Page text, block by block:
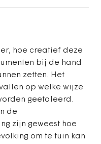
hoe creatief deze
bij de hand
zetten. Het
op welke wijze
geetaleerd.
de
zijn geweest hoe
om te tuin kan